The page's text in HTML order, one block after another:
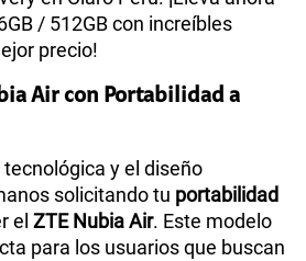
/ 512GB con increíbles
precio!
Air con Portabilidad a
y el diseño
solicitando tu portabilidad
el ZTE Nubia Air. Este modelo
para los usuarios que buscan